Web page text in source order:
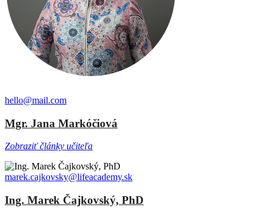
hello@mail.com
Mgr. Jana Markóčiová
Zobraziť články učiteľa
marek.cajkovsky@lifeacademy.sk
Ing. Marek Čajkovský, PhD